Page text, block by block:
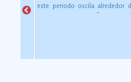
este periodo oscila alrededor